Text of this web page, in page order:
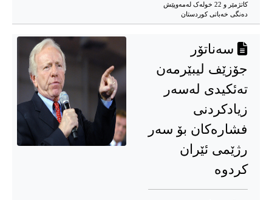
کاتژمێر و 22 خوله‌ک له‌مه‌وپێش‌
دەنگی خەباتی کوردستان
سەناتۆر
جۆزێف لیبێرمەن
تەئکیدی لەسەر
زیادکردنی
فشارەکان بۆ سەر
رژێمی ئێران
کردوە